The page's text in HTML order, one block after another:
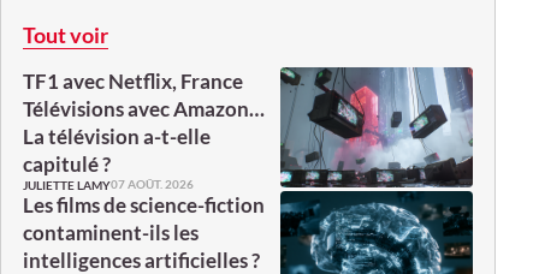
Tout voir
TF1 avec Netflix, France
Télévisions avec Amazon…
La télévision a-t-elle
capitulé ?
JULIETTE LAMY07 AOÛT. 2026
Les films de science-fiction
contaminent-ils les
intelligences artificielles ?